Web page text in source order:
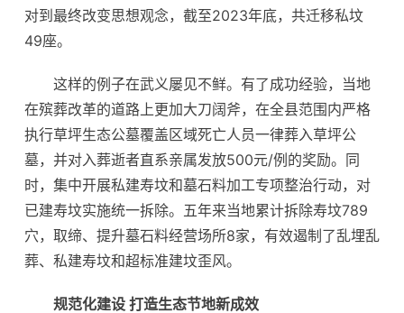
对到最终改变思想观念，截至2023年底，共迁移私坟
49座。
这样的例子在武义屡见不鲜。有了成功经验，当地
在殡葬改革的道路上更加大刀阔斧，在全县范围内严格
执行草坪生态公墓覆盖区域死亡人员一律葬入草坪公
墓，并对入葬逝者直系亲属发放500元/例的奖励。同
时，集中开展私建寿坟和墓石料加工专项整治行动，对
已建寿坟实施统一拆除。五年来当地累计拆除寿坟789
穴，取缔、提升墓石料经营场所8家，有效遏制了乱埋乱
葬、私建寿坟和超标准建坟歪风。
规范化建设 打造生态节地新成效